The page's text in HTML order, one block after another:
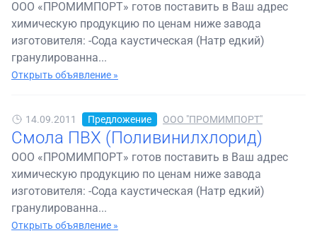
ООО «ПРОМИМПОРТ» готов поставить в Ваш адрес
химическую продукцию по ценам ниже завода
изготовителя: -Сода каустическая (Натр едкий)
гранулированна...
Открыть объявление »
14.09.2011 Предложение ООО "ПРОМИМПОРТ"
Смола ПВХ (Поливинилхлорид)
ООО «ПРОМИМПОРТ» готов поставить в Ваш адрес
химическую продукцию по ценам ниже завода
изготовителя: -Сода каустическая (Натр едкий)
гранулированна...
Открыть объявление »